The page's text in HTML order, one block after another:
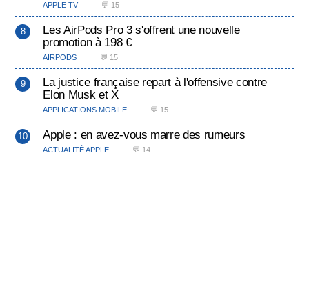
APPLE TV 💬 15
Les AirPods Pro 3 s'offrent une nouvelle
promotion à 198 €
AIRPODS 💬 15
La justice française repart à l'offensive contre
Elon Musk et X
APPLICATIONS MOBILE 💬 15
Apple : en avez-vous marre des rumeurs
ACTUALITÉ APPLE 💬 14